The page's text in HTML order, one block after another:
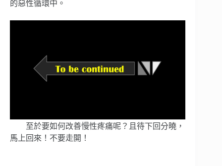
的惡性循環中。
至於要如何改善慢性疼痛呢？且待下回分曉，
馬上回來！不要走開！